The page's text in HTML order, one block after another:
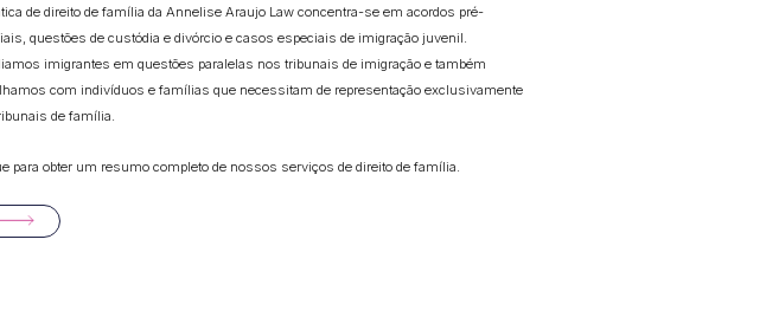
de direito de família da Annelise Araujo Law concentra-se em acordos pré-
questões de custódia e divórcio e casos especiais de imigração juvenil.
imigrantes em questões paralelas nos tribunais de imigração e também
com indivíduos e famílias que necessitam de representação exclusivamente
de família.
para obter um resumo completo de nossos serviços de direito de família.